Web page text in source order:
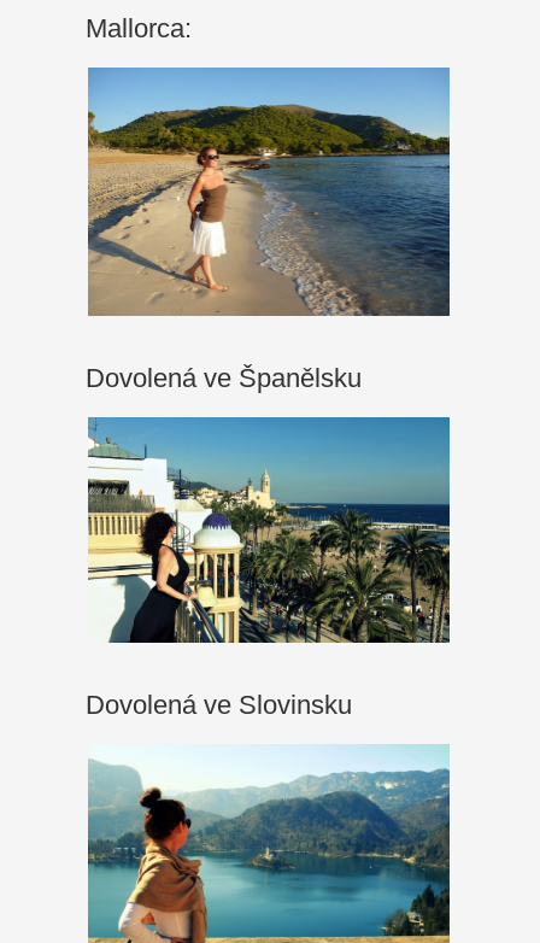
Mallorca:
Dovolená ve Španělsku
Dovolená ve Slovinsku